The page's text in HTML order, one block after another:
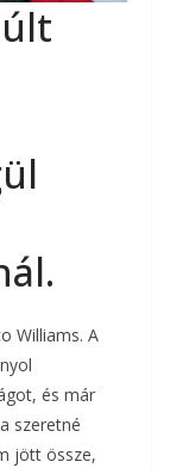
Williams. A
és már
szeretné
jött össze,